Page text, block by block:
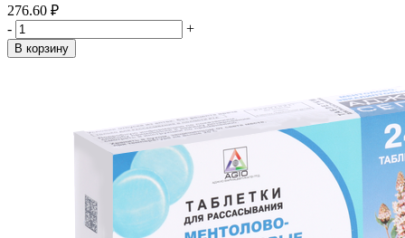
276.60 ₽
-
+
В корзину